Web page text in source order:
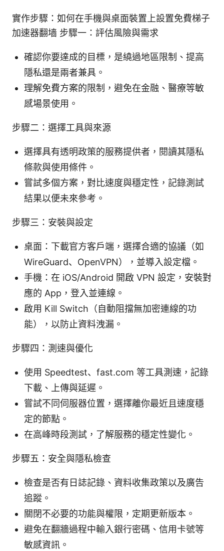
實作步驟：如何在手機與桌面裝置上設置免費梯子
加速器翻墙 步驟一：評估風險與需求
確認你要達成的目標，是繞過地區限制、提高
隱私還是兩者兼具。
理解免費方案的限制，避免在金融、醫療等敏
感場景使用。
步驟二：選擇工具與來源
選擇具有透明政策的服務提供者，閱讀其隱私
條款與使用條件。
嘗試多個方案，對比速度與穩定性，記錄測試
結果以便未來參考。
步驟三：安裝與設定
桌面：下載官方客戶端，選擇合適的協議（如
WireGuard、OpenVPN），並導入設定檔。
手機：在 iOS/Android 開啟 VPN 設定，安裝對
應的 App，登入並連線。
啟用 Kill Switch（自動阻擋無加密連線的功
能），以防止資料洩漏。
步驟四：測速與優化
使用 Speedtest、fast.com 等工具測速，記錄
下載、上傳與延遲。
嘗試不同伺服器位置，選擇離你最近且速度穩
定的節點。
在高峰時段測試，了解服務的穩定性變化。
步驟五：安全與隱私檢查
檢查是否有日誌記錄、資料收集政策以及廣告
追蹤。
關閉不必要的功能與權限，定期更新版本。
避免在翻牆過程中輸入銀行密碼、信用卡號等
敏感資訊。